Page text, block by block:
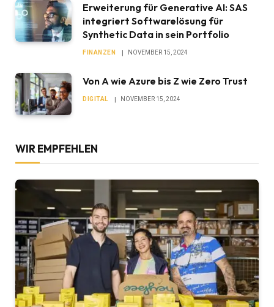
Erweiterung für Generative AI: SAS
integriert Softwarelösung für
Synthetic Data in sein Portfolio
FINANZEN NOVEMBER 15, 2024
Von A wie Azure bis Z wie Zero Trust
DIGITAL NOVEMBER 15, 2024
WIR EMPFEHLEN